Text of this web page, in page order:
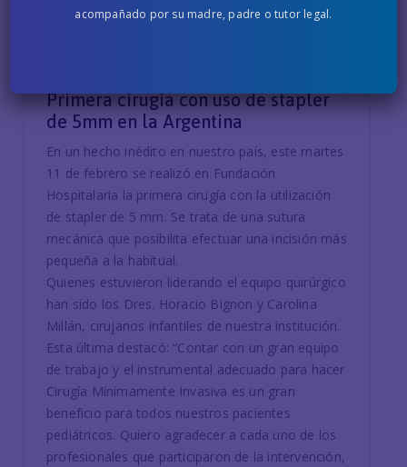
Primera cirugía con uso de stapler
de 5mm en la Argentina
En un hecho inédito en nuestro país, este martes
11 de febrero se realizó en Fundación
Hospitalaria la primera cirugía con la utilización
de stapler de 5 mm. Se trata de una sutura
mecánica que posibilita efectuar una incisión más
pequeña a la habitual.
Quienes estuvieron liderando el equipo quirúrgico
han sido los Dres. Horacio Bignon y Carolina
Millán, cirujanos infantiles de nuestra institución.
Esta última destacó: “Contar con un gran equipo
de trabajo y el instrumental adecuado para hacer
Cirugía Mínimamente Invasiva es un gran
beneficio para todos nuestros pacientes
pediátricos. Quiero agradecer a cada uno de los
profesionales que participaron de la intervención,
acompañado por su madre, padre o tutor legal.